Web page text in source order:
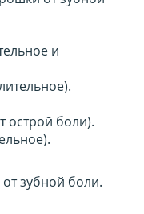
и
острой боли).
зубной боли.